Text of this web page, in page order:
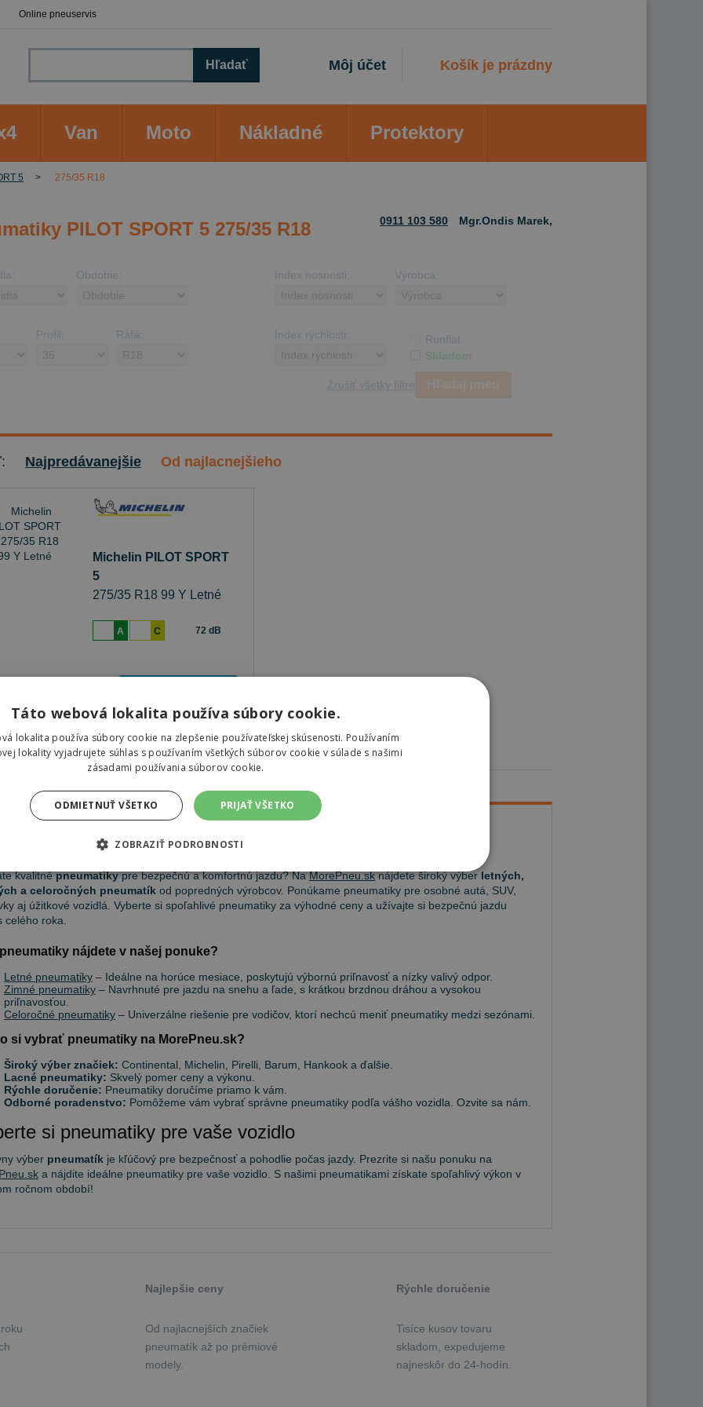
Online pneuservis
Košík je prázdny
Môj účet
Hľadať
Van Moto Nákladné Protektory
5 275/35 R18
PILOT SPORT 5 275/35 R18 0911 103 580 Mgr.Ondis Marek,
Obdobie: Index nosnosti: Výrobca:
Profil: Ráfik: Index rýchlosti:
Runflat
Skladom
Zrušiť všetky filtre
Najpredávanejšie Od najlacnejšieho
Michelin PILOT SPORT
5
275/35 R18 99 Y Letné
A C 72 dB
€
kvalitnépneumatikypre bezpečnú a komfortnú jazdu? NaMorePneu.sknájdete široký výber letných,
a celoročných pneumatík od popredných výrobcov. Ponúkame pneumatiky pre osobné autá, SUV,
aj úžitkové vozidlá. Vyberte si spoľahlivé pneumatiky za výhodné ceny a užívajte si bezpečnú jazdu
celého roka.
nájdete v našej ponuke?
Letné pneumatiky – Ideálne na horúce mesiace, poskytujú výbornú priľnavosť a nízky valivý odpor.
Zimné pneumatiky – Navrhnuté pre jazdu na snehu a ľade, s krátkou brzdnou dráhou a vysokou
priľnavosťou.
Celoročné pneumatiky – Univerzálne riešenie pre vodičov, ktorí nechcú meniť pneumatiky medzi sezónami.
si vybrať pneumatiky na MorePneu.sk?
Široký výber značiek: Continental, Michelin, Pirelli, Barum, Hankook a ďalšie.
Lacné pneumatiky: Skvelý pomer ceny a výkonu.
Rýchle doručenie: Pneumatiky doručíme priamo k vám.
Odborné poradenstvo: Pomôžeme vám vybrať správne pneumatiky podľa vášho vozidla. Ozvite sa nám.
si pneumatiky pre vaše vozidlo
výber pneumatík je kľúčový pre bezpečnosť a pohodlie počas jazdy. Prezrite si našu ponuku na
a nájdite ideálne pneumatiky pre vaše vozidlo. S našimi pneumatikami získate spoľahlivý výkon v
ročnom období!
Najlepšie ceny
Od najlacnejších značiek
pneumatík až po prémiové
modely.
Rýchle doručenie
Tisíce kusov tovaru
skladom, expedujeme
najneskôr do 24-hodín.
Táto webová lokalita používa súbory cookie.
lokalita používa súbory cookie na zlepšenie používateľskej skúsenosti. Používaním
lokality vyjadrujete súhlas s používaním všetkých súborov cookie v súlade s našimi
zásadami používania súborov cookie.
PRIJAŤ VŠETKO
ODMIETNUŤ VŠETKO
ZOBRAZIŤ PODROBNOSTI